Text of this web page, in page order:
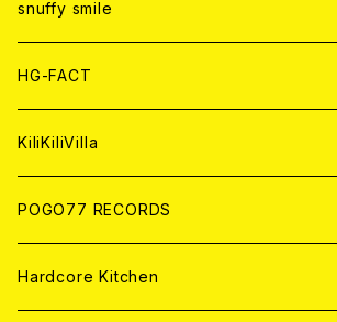
CD
ANALOG
CD
ANALOG
WORLD
CD
ANALOG
snuffy smile
HG-FACT
KiliKiliVilla
POGO77 RECORDS
Hardcore Kitchen